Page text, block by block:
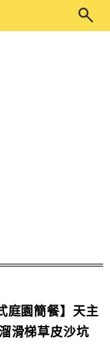
庭園簡餐】天主
滑梯草皮沙坑